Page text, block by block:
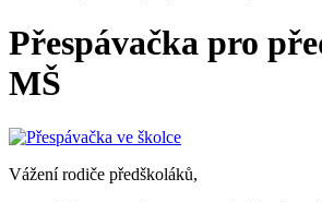
Přespávačka pro
MŠ
Vážení rodiče předškoláků,